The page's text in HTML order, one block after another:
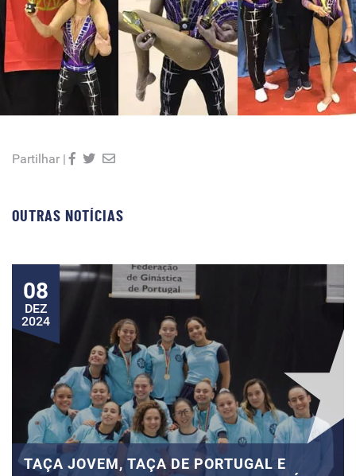
Partilhar |
OUTRAS NOTÍCIAS
08
DEZ
2024
TAÇA JOVEM, TAÇA DE PORTUGAL E